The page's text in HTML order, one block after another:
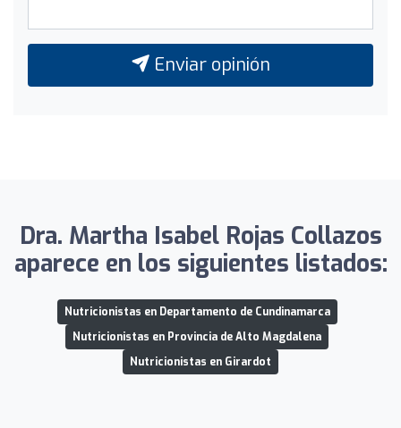
Enviar opinión
Dra. Martha Isabel Rojas Collazos
aparece en los siguientes listados:
Nutricionistas en Departamento de Cundinamarca
Nutricionistas en Provincia de Alto Magdalena
Nutricionistas en Girardot